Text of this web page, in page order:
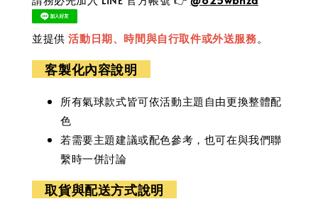
並提供活動日期、時間與自行取件或外送服務。
客製化內容說明
所有氣球款式皆可依活動主題自由更換整體配
色
若需要主題建議或配色參考，也可在與我們聯
繫時一併討論
取貨與配送方式說明